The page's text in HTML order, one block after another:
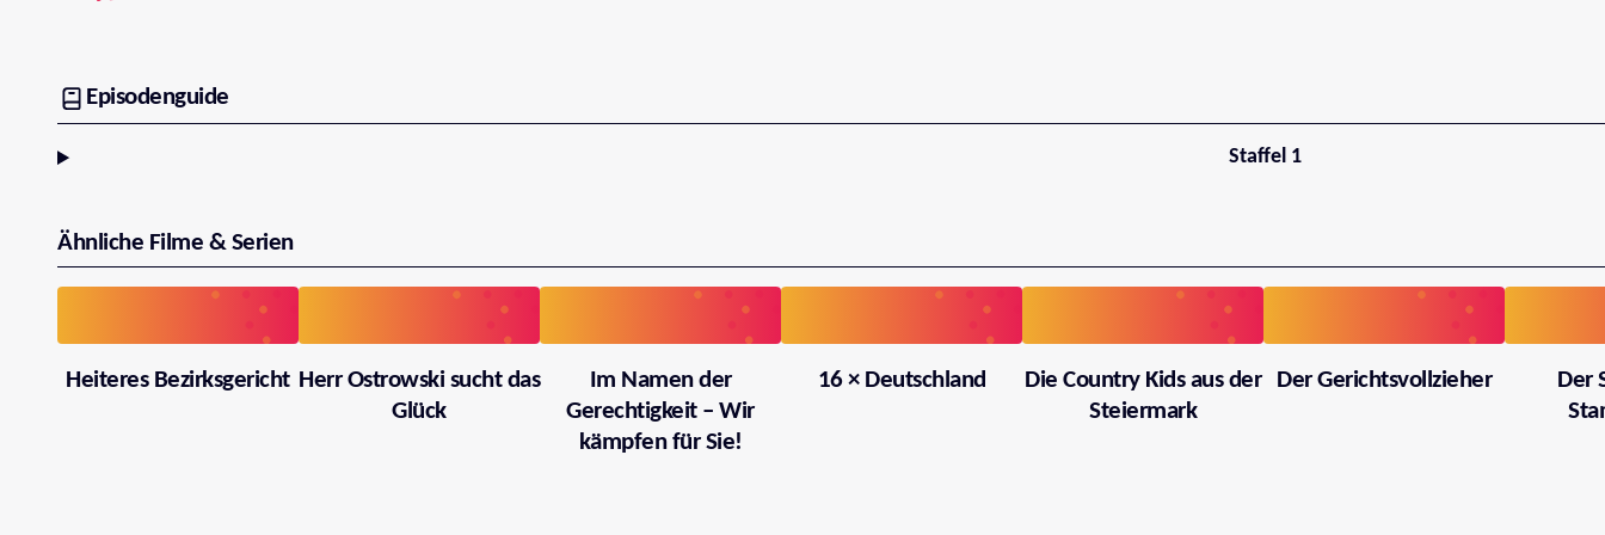
Episodenguide
Staffel 1
Ähnliche Filme & Serien
Heiteres Bezirksgericht Herr Ostrowski sucht das
Glück
Im Namen der
Gerechtigkeit – Wir
kämpfen für Sie!
16 × Deutschland
Die Country Kids aus der
Steiermark
Der Gerichtsvollzieher
Der